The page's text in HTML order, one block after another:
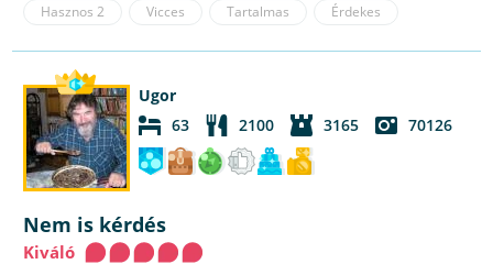
Hasznos 2 Vicces Tartalmas Érdekes
Ugor
63
2100 3165 70126
Nem is kérdés
Kiváló